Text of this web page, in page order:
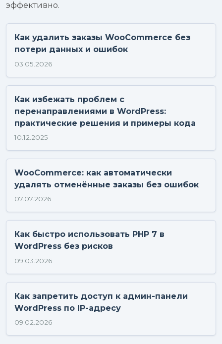
эффективно.
Как удалить заказы WooCommerce без
потери данных и ошибок
03.05.2026
Как избежать проблем с
перенаправлениями в WordPress:
практические решения и примеры кода
10.12.2025
WooCommerce: как автоматически
удалять отменённые заказы без ошибок
07.07.2026
Как быстро использовать PHP 7 в
WordPress без рисков
09.03.2026
Как запретить доступ к админ-панели
WordPress по IP-адресу
09.02.2026